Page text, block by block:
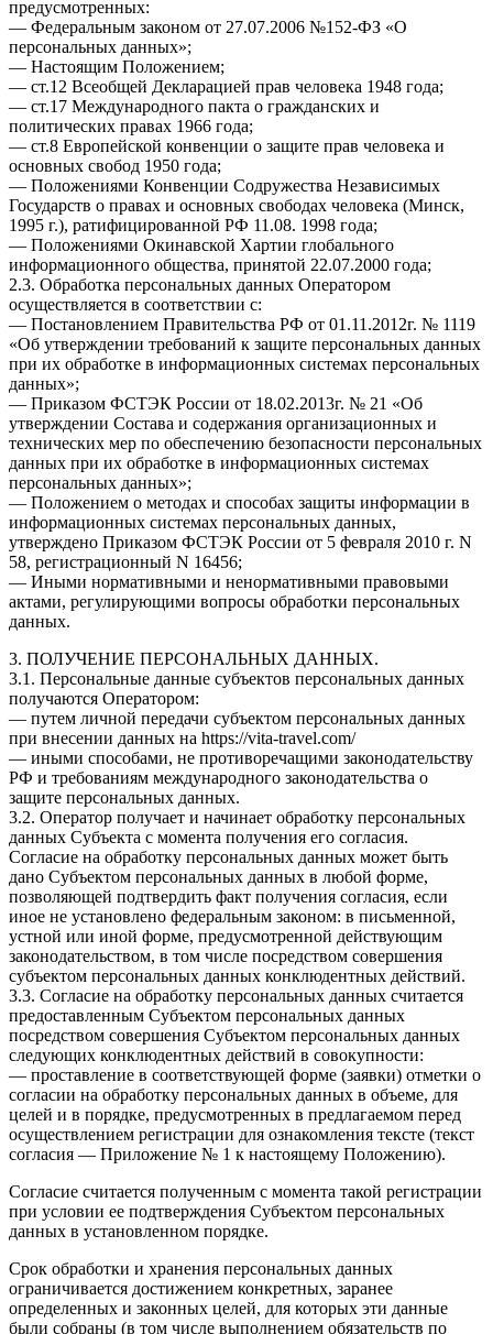
предусмотренных:
— Федеральным законом от 27.07.2006 №152-ФЗ «О
персональных данных»;
— Настоящим Положением;
— ст.12 Всеобщей Декларацией прав человека 1948 года;
— ст.17 Международного пакта о гражданских и
политических правах 1966 года;
— ст.8 Европейской конвенции о защите прав человека и
основных свобод 1950 года;
— Положениями Конвенции Содружества Независимых
Государств о правах и основных свободах человека (Минск,
1995 г.), ратифицированной РФ 11.08. 1998 года;
— Положениями Окинавской Хартии глобального
информационного общества, принятой 22.07.2000 года;
2.3. Обработка персональных данных Оператором
осуществляется в соответствии с:
— Постановлением Правительства РФ от 01.11.2012г. № 1119
«Об утверждении требований к защите персональных данных
при их обработке в информационных системах персональных
данных»;
— Приказом ФСТЭК России от 18.02.2013г. № 21 «Об
утверждении Состава и содержания организационных и
технических мер по обеспечению безопасности персональных
данных при их обработке в информационных системах
персональных данных»;
— Положением о методах и способах защиты информации в
информационных системах персональных данных,
утверждено Приказом ФСТЭК России от 5 февраля 2010 г. N
58, регистрационный N 16456;
— Иными нормативными и ненормативными правовыми
актами, регулирующими вопросы обработки персональных
данных.
3. ПОЛУЧЕНИЕ ПЕРСОНАЛЬНЫХ ДАННЫХ.
3.1. Персональные данные субъектов персональных данных
получаются Оператором:
— путем личной передачи субъектом персональных данных
при внесении данных на https://vita-travel.com/
— иными способами, не противоречащими законодательству
РФ и требованиям международного законодательства о
защите персональных данных.
3.2. Оператор получает и начинает обработку персональных
данных Субъекта с момента получения его согласия.
Согласие на обработку персональных данных может быть
дано Субъектом персональных данных в любой форме,
позволяющей подтвердить факт получения согласия, если
иное не установлено федеральным законом: в письменной,
устной или иной форме, предусмотренной действующим
законодательством, в том числе посредством совершения
субъектом персональных данных конклюдентных действий.
3.3. Согласие на обработку персональных данных считается
предоставленным Субъектом персональных данных
посредством совершения Субъектом персональных данных
следующих конклюдентных действий в совокупности:
— проставление в соответствующей форме (заявки) отметки о
согласии на обработку персональных данных в объеме, для
целей и в порядке, предусмотренных в предлагаемом перед
осуществлением регистрации для ознакомления тексте (текст
согласия — Приложение № 1 к настоящему Положению).
Согласие считается полученным с момента такой регистрации
при условии ее подтверждения Субъектом персональных
данных в установленном порядке.
Срок обработки и хранения персональных данных
ограничивается достижением конкретных, заранее
определенных и законных целей, для которых эти данные
были собраны (в том числе выполнением обязательств по